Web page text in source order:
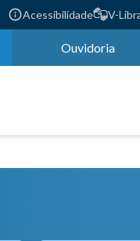
Acessibilidade V-
Ouvidoria